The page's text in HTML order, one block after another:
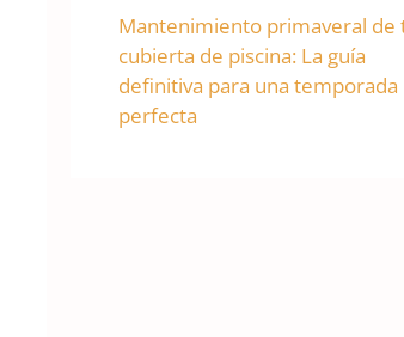
Mantenimiento primaveral de
cubierta de piscina: La guía
definitiva para una temporada
perfecta